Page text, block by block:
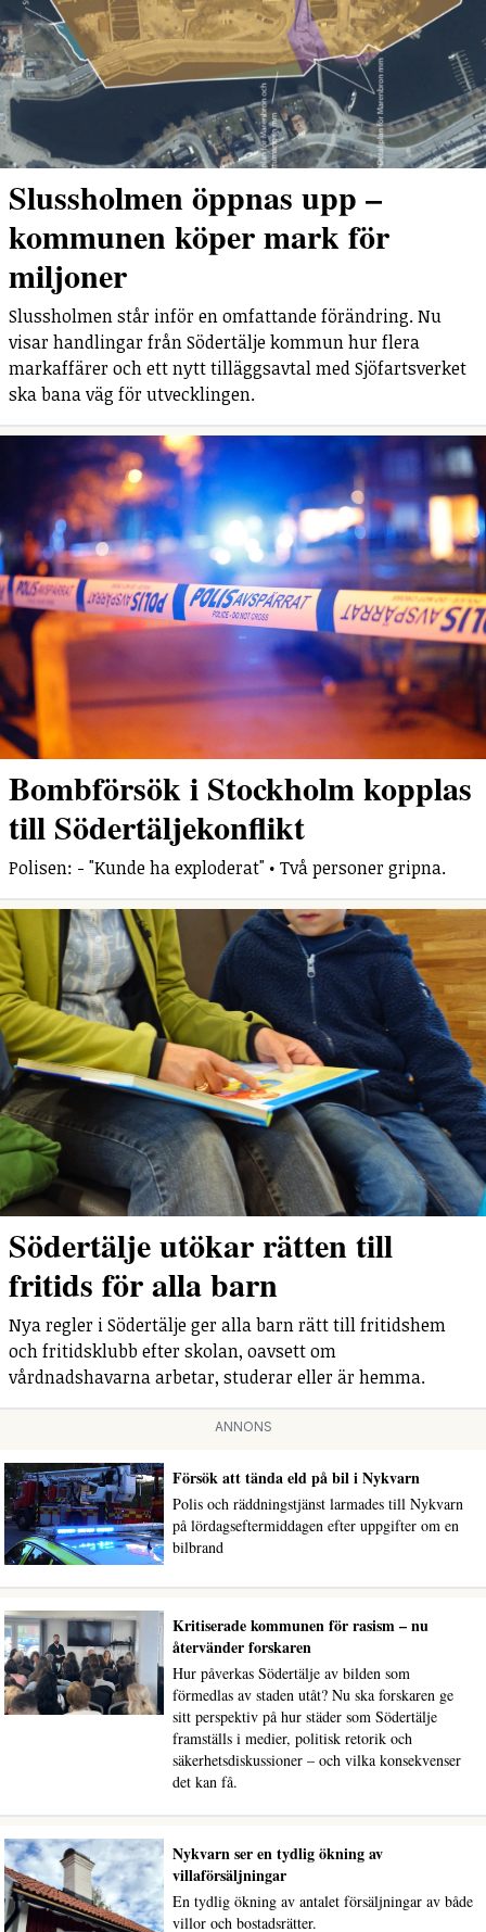
Slussholmen öppnas upp –
kommunen köper mark för
miljoner
Slussholmen står inför en omfattande förändring. Nu
visar handlingar från Södertälje kommun hur flera
markaffärer och ett nytt tilläggsavtal med Sjöfartsverket
ska bana väg för utvecklingen.
Bombförsök i Stockholm kopplas
till Södertäljekonflikt
Polisen: - "Kunde ha exploderat" • Två personer gripna.
Södertälje utökar rätten till
fritids för alla barn
Nya regler i Södertälje ger alla barn rätt till fritidshem
och fritidsklubb efter skolan, oavsett om
vårdnadshavarna arbetar, studerar eller är hemma.
ANNONS
Försök att tända eld på bil i Nykvarn
Polis och räddningstjänst larmades till Nykvarn
på lördagseftermiddagen efter uppgifter om en
bilbrand
Kritiserade kommunen för rasism – nu
återvänder forskaren
Hur påverkas Södertälje av bilden som
förmedlas av staden utåt? Nu ska forskaren ge
sitt perspektiv på hur städer som Södertälje
framställs i medier, politisk retorik och
säkerhetsdiskussioner – och vilka konsekvenser
det kan få.
Nykvarn ser en tydlig ökning av
villaförsäljningar
En tydlig ökning av antalet försäljningar av både
villor och bostadsrätter.